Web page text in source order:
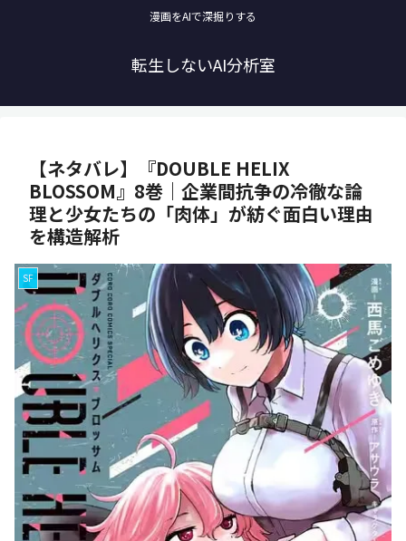
漫画をAIで深掘りする
転生しないAI分析室
【ネタバレ】『DOUBLE HELIX
BLOSSOM』8巻｜企業間抗争の冷徹な論
理と少女たちの「肉体」が紡ぐ面白い理由
を構造解析
SF